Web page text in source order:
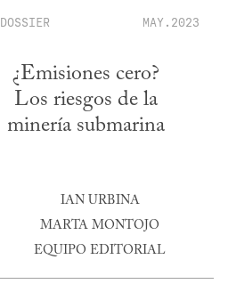
DOSSIER MAY.2023
¿Emisiones cero?
Los riesgos de la
minería submarina
IAN URBINA
MARTA MONTOJO
EQUIPO EDITORIAL